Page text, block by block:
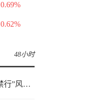
0.69%
0.62%
48小时
8月7日财经早餐：霍尔木兹海峡“禁行”风波再起，油价急涨金价承压，非农夜市场博弈加剧